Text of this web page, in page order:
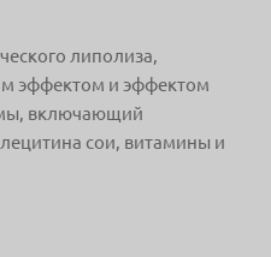
липолиза,
эффектом и эффектом
включающий
сои, витамины и